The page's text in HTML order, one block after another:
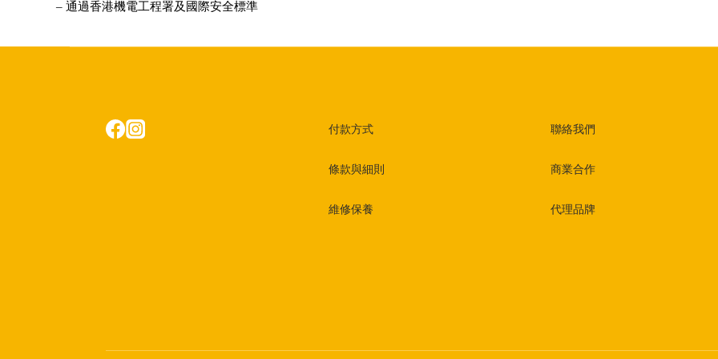
– 通過香港機電工程署及國際安全標準
付款方式
條款與細則
維修保養
聯絡我們
商業合作
代理品牌